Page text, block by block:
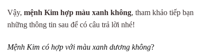
Vậy, mệnh Kim hợp màu xanh không, tham khảo tiếp bạn
những thông tin sau để có câu trả lời nhé!
Mệnh Kim có hợp với màu xanh dương không?